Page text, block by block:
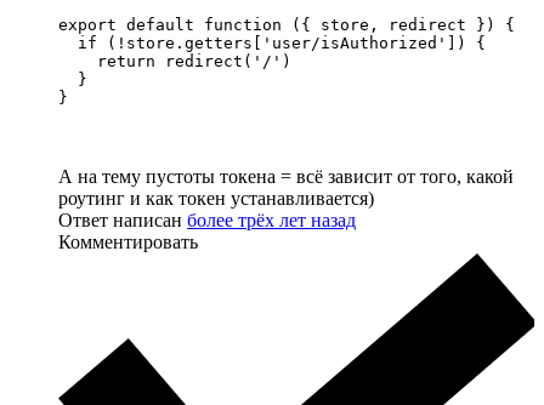
export default function ({ store, redirect }) {
  if (!store.getters['user/isAuthorized']) {
    return redirect('/')
  }
}
А на тему пустоты токена = всё зависит от того, какой
роутинг и как токен устанавливается)
Ответ написан более трёх лет назад
Комментировать